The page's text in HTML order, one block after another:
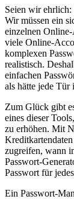
Seien wir ehrlich:
Wir müssen ein
einzelnen
viele Online-
komplexen
realistisch.
einfachen
als hätte jede Tür
Zum Glück gibt
eines dieser
zu erhöhen. Mit
zugreifen, wann
Passwort-
Passwort für
Ein Passwort-